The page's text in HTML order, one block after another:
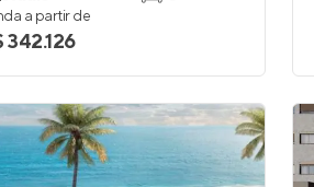
a partir de
342.126